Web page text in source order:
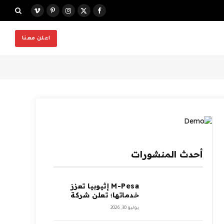
فيسبوك
X
الانستغرامبينتيريست
فيميو
اعلن معنا
أحدث المنشورات
M-Pesa إثيوبيا تعزز
خدماتها؛ تعلن شركة
نموها
يوليو 30, 2026